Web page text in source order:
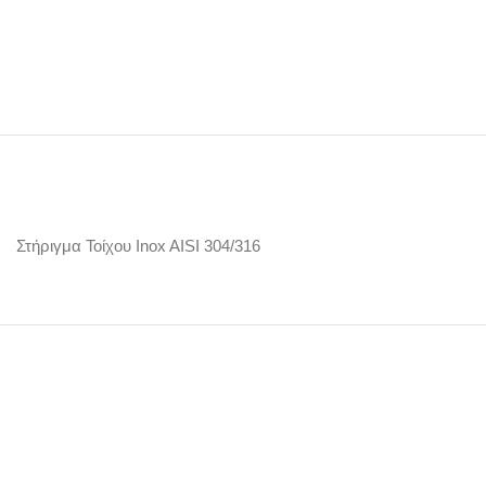
Στήριγμα Τοίχου Inox AISI 304/316